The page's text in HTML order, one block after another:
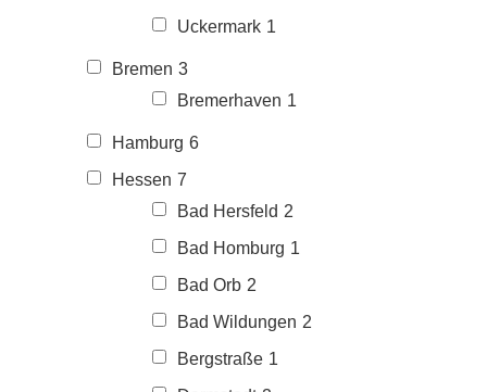
Uckermark 1
Bremen 3
Bremerhaven 1
Hamburg 6
Hessen 7
Bad Hersfeld 2
Bad Homburg 1
Bad Orb 2
Bad Wildungen 2
Bergstraße 1